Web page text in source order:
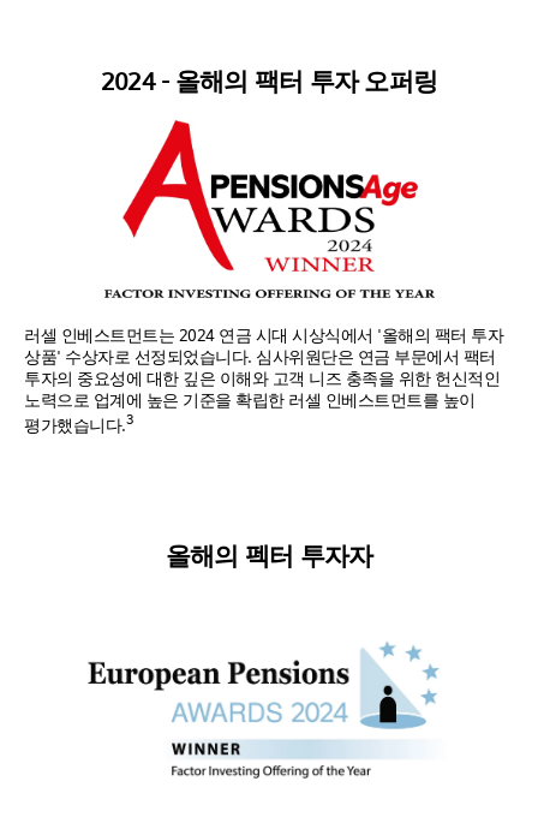
2024 - 올해의 팩터 투자 오퍼링
러셀 인베스트먼트는 2024 연금 시대 시상식에서 '올해의 팩터 투자
상품' 수상자로 선정되었습니다. 심사위원단은 연금 부문에서 팩터
투자의 중요성에 대한 깊은 이해와 고객 니즈 충족을 위한 헌신적인
노력으로 업계에 높은 기준을 확립한 러셀 인베스트먼트를 높이
평가했습니다. 3
올해의 펙터 투자자